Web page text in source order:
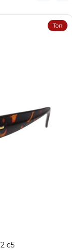
Топ
c5